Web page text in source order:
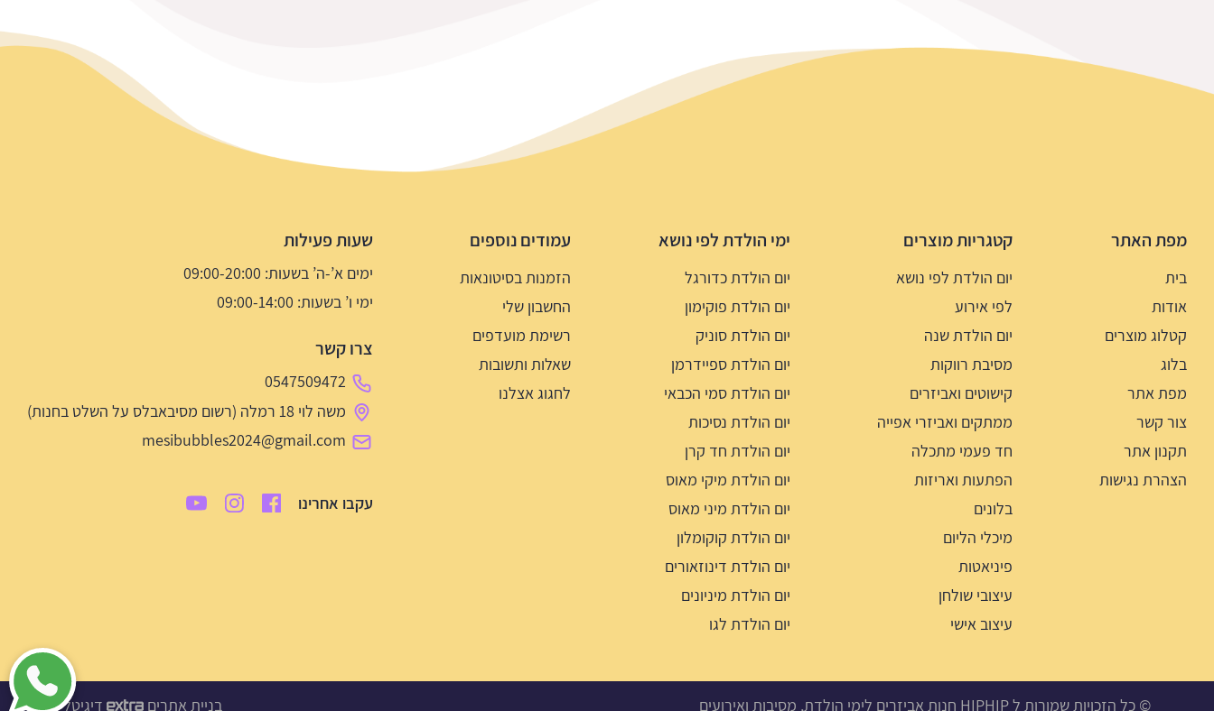
מפת האתר
בית
אודות
קטלוג מוצרים
בלוג
מפת אתר
צור קשר
תקנון אתר
הצהרת נגישות
קטגריות מוצרים
יום הולדת לפי נושא
לפי אירוע
יום הולדת שנה
מסיבת רווקות
קישוטים ואביזרים
ממתקים ואביזרי אפייה
חד פעמי מתכלה
הפתעות ואריזות
בלונים
מיכלי הליום
פיניאטות
עיצובי שולחן
עיצוב אישי
ימי הולדת לפי נושא
יום הולדת כדורגל
יום הולדת פוקימון
יום הולדת סוניק
יום הולדת ספיידרמן
יום הולדת סמי הכבאי
יום הולדת נסיכות
יום הולדת חד קרן
יום הולדת מיקי מאוס
יום הולדת מיני מאוס
יום הולדת קוקומלון
יום הולדת דינוזאורים
יום הולדת מיניונים
יום הולדת לגו
עמודים נוספים
הזמנות בסיטונאות
החשבון שלי
רשימת מועדפים
שאלות ותשובות
לחגוג אצלנו
שעות פעילות
ימים א’-ה’ בשעות: 09:00-20:00
ימי ו’ בשעות: 09:00-14:00
צרו קשר
0547509472
משה לוי 18 רמלה (רשום מסיבאבלס על השלט בחנות)
mesibubbles2024@gmail.com
עקבו אחרינו
© כל הזכויות שמורות ל HIPHIP חנות אביזרים לימי הולדת, מסיבות ואירועים בניית אתרים דיגיטל